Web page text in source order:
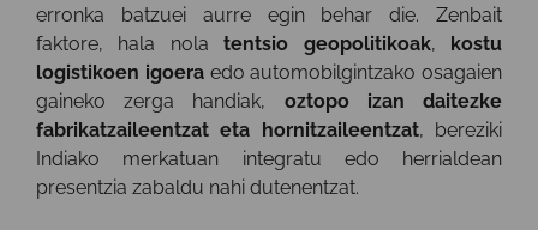
erronka batzuei aurre egin behar die. Zenbait
faktore, hala nolatentsio geopolitikoak,
kostu
logistikoen igoeraedo automobilgintzako osagaien
gaineko zerga handiak, oztopo izan daitezke
fabrikatzaileentzat eta hornitzaileentzat, bereziki
Indiako merkatuan integratu edo herrialdean
presentzia zabaldu nahi dutenentzat.